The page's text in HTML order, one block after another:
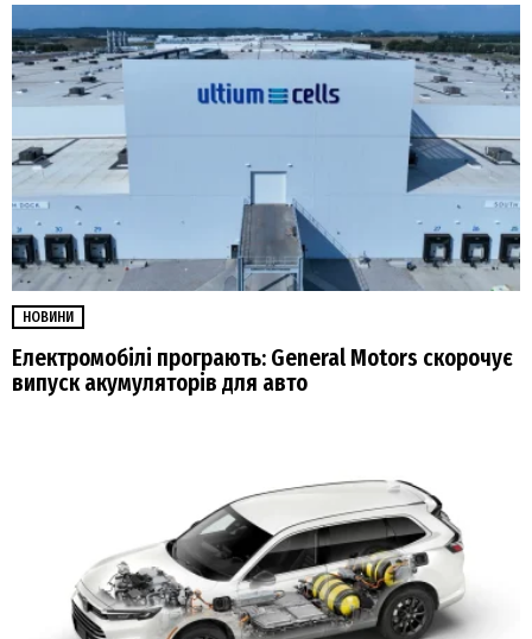
НОВИНИ
Електромобілі програють: General Motors скорочує
випуск акумуляторів для авто